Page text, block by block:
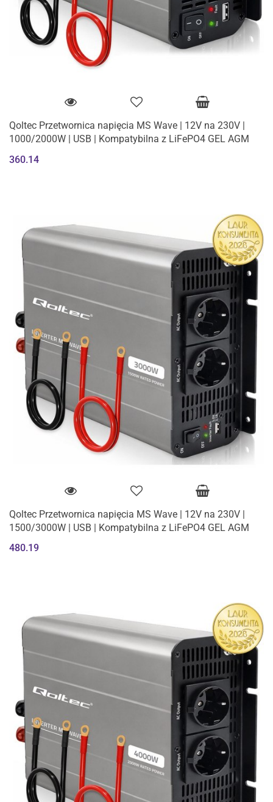
Qoltec Przetwornica napięcia MS Wave | 12V na 230V |
1000/2000W | USB | Kompatybilna z LiFePO4 GEL AGM
360.14
Qoltec Przetwornica napięcia MS Wave | 12V na 230V |
1500/3000W | USB | Kompatybilna z LiFePO4 GEL AGM
480.19